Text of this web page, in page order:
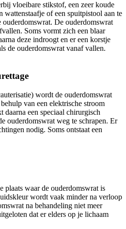
vloeibare stikstof, een zeer koude
wattenstaafje of een spuitpistool aan te
De ouderdomswrat
Soms vormt zich een blaar
deze indroogt en er een korstje
de ouderdomswrat vanaf vallen.
wordt de ouderdomswrat
van een elektrische stroom
daarna een speciaal chirurgisch
ouderdomswrat weg te schrapen. Er
nodig. Soms ontstaat een
plaats waar de ouderdomswrat is
wordt vaak minder na verloop
na behandeling niet meer
dat er elders op je lichaam